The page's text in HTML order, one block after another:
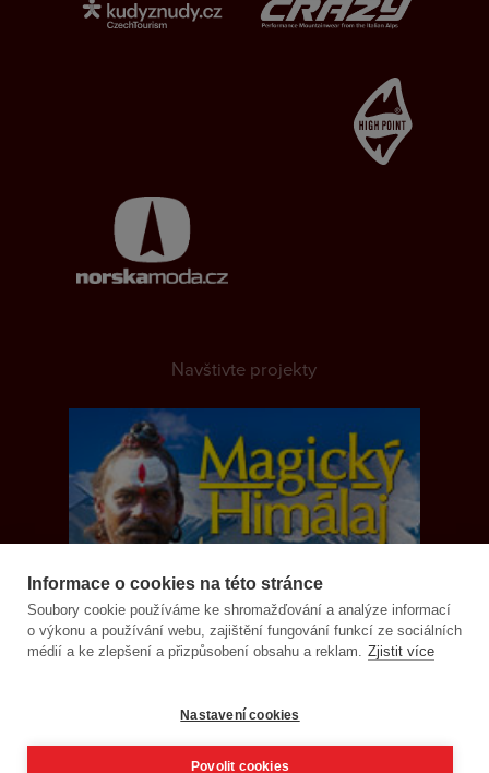
Informace o cookies na této stránce
Soubory cookie používáme ke shromažďování a analýze informací
o výkonu a používání webu, zajištění fungování funkcí ze sociálních
médií a ke zlepšení a přizpůsobení obsahu a reklam. Zjistit více
Nastavení cookies
Povolit cookies
Navštivte projekty